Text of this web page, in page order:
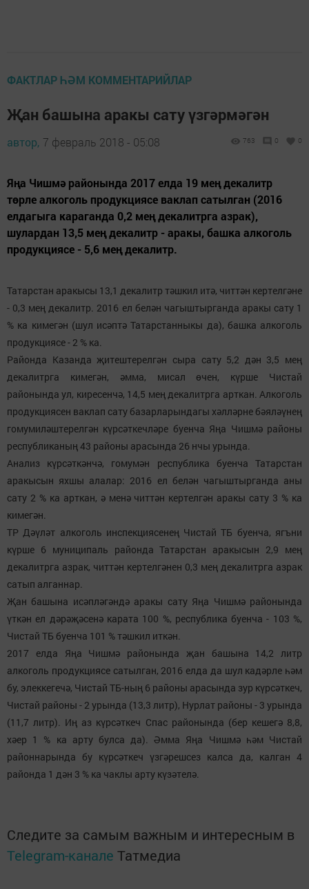
ФАКТЛАР ҺӘМ КОММЕНТАРИЙЛАР
Җан башына аракы сату үзгәрмәгән
автор, 7 февраль 2018 - 05:08 763 0 0
Яңа Чишмә районында 2017 елда 19 мең декалитр
төрле алкоголь продукциясе ваклап сатылган (2016
елдагыга караганда 0,2 мең декалитрга азрак),
шулардан 13,5 мең декалитр - аракы, башка алкоголь
продукциясе - 5,6 мең декалитр.
Татарстан аракысы 13,1 декалитр тәшкил итә, читтән кертелгәне
- 0,3 мең декалитр. 2016 ел белән чагыштырганда аракы сату 1
% ка кимегән (шул исәптә Татарстанныкы да), башка алкоголь
продукциясе - 2 % ка.
Районда Казанда җитештерелгән сыра сату 5,2 дән 3,5 мең
декалитрга кимегән, әмма, мисал өчен, күрше Чистай
районында ул, киресенчә, 14,5 мең декалитрга арткан. Алкоголь
продукциясен ваклап сату базарларындагы хәлләрне бәяләүнең
гомумиләштерелгән күрсәткечләре буенча Яңа Чишмә районы
республиканың 43 районы арасында 26 нчы урында.
Анализ күрсәткәнчә, гомумән республика буенча Татарстан
аракысын яхшы алалар: 2016 ел белән чагыштырганда аны
сату 2 % ка арткан, ә менә читтән кертелгән аракы сату 3 % ка
кимегән.
ТР Дәүләт алкоголь инспекциясенең Чистай ТБ буенча, ягъни
күрше 6 муниципаль районда Татарстан аракысын 2,9 мең
декалитрга азрак, читтән кертелгәнен 0,3 мең декалитрга азрак
сатып алганнар.
Җан башына исәпләгәндә аракы сату Яңа Чишмә районында
үткән ел дәрәҗәсенә карата 100 %, республика буенча - 103 %,
Чистай ТБ буенча 101 % тәшкил иткән.
2017 елда Яңа Чишмә районында җан башына 14,2 литр
алкоголь продукциясе сатылган, 2016 елда да шул кадәрле һәм
бу, элеккегечә, Чистай ТБ-ның 6 районы арасында зур күрсәткеч,
Чистай районы - 2 урында (13,3 литр), Нурлат районы - 3 урында
(11,7 литр). Иң аз күрсәткеч Спас районында (бер кешегә 8,8,
хәер 1 % ка арту булса да). Әмма Яңа Чишмә һәм Чистай
районнарында бу күрсәткеч үзгәрешсез калса да, калган 4
районда 1 дән 3 % ка чаклы арту күзәтелә.
Следите за самым важным и интересным в
Telegram-канале Татмедиа